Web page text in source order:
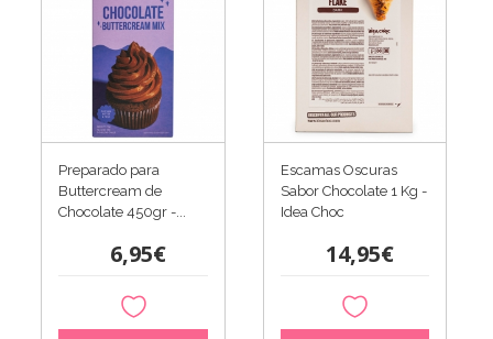
Preparado para
Buttercream de
Chocolate 450gr -...
6,95€
Escamas Oscuras
Sabor Chocolate 1 Kg -
Idea Choc
14,95€